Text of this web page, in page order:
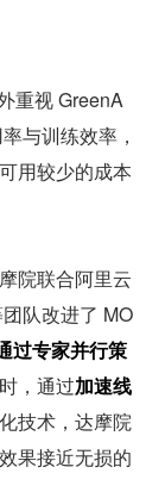
重视 GreenA
与训练效率，
用较少的成本
院联合阿里云
队改进了 MO
过专家并行策
，通过加速线
技术，达摩院
果接近无损的